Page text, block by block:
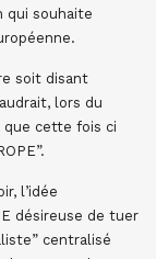
qui souhaite
soit disant
lors du
cette fois ci
l’idée
désireuse de tuer
centralisé